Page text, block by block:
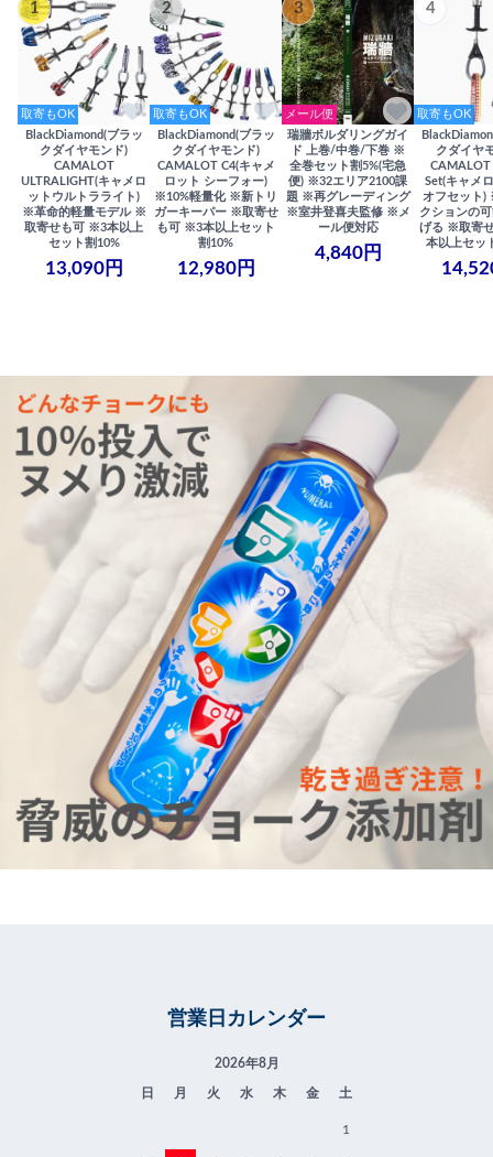
1
取寄もOK
BlackDiamond(ブラッ
クダイヤモンド)
CAMALOT
ULTRALIGHT(キャメロ
ットウルトラライト)
※革命的軽量モデル ※
取寄せも可 ※3本以上
セット割10%
13,090円
2
取寄もOK
BlackDiamond(ブラッ
クダイヤモンド)
CAMALOT C4(キャメ
ロット シーフォー)
※10%軽量化 ※新トリ
ガーキーパー ※取寄せ
も可 ※3本以上セット
割10%
12,980円
3
メール便
瑞牆ボルダリングガイ
ド 上巻/中巻/下巻 ※
全巻セット割5%(宅急
便) ※32エリア2100課
題 ※再グレーディング
※室井登喜夫監修 ※メ
ール便対応
4,840円
4
取寄もOK
クダイヤ
Set(キャメ
オフセット)
クションの
げる ※取寄
本以上セッ
営業日カレンダー
2026年8月
日 月 火 水 木 金 土
1